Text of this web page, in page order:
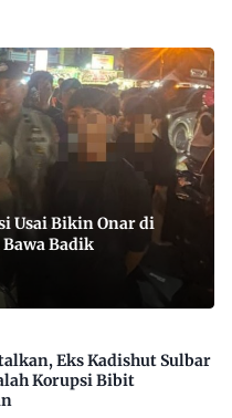
Usai Bikin Onar di
Badik
Eks Kadishut Sulbar
Korupsi Bibit